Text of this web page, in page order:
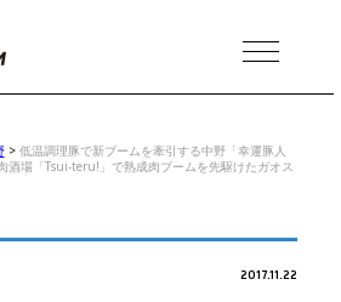
MENU
> 低温調理豚で新ブームを牽引する中野「幸運豚人
場「Tsui-teru!」で熟成肉ブームを先駆けたガオス
2017.11.22